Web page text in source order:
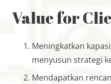
Value for
Meningkatkan
menyusun strategi
Mendapatkan